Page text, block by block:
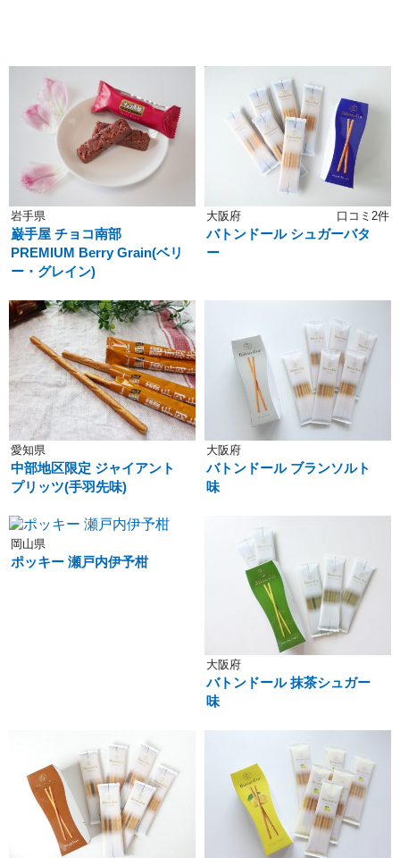
岩手県
巌手屋 チョコ南部
PREMIUM Berry Grain(ベリ
ー・グレイン)
大阪府 口コミ2件
バトンドール シュガーバタ
ー
愛知県
中部地区限定 ジャイアント
プリッツ(手羽先味)
大阪府
バトンドール ブランソルト
味
岡山県
ポッキー 瀬戸内伊予柑
大阪府
バトンドール 抹茶シュガー
味